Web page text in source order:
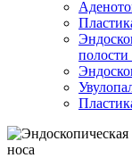
полости